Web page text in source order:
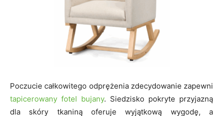
Poczucie całkowitego odprężenia zdecydowanie zapewni
tapicerowany fotel bujany. Siedzisko pokryte przyjazną
dla skóry tkaniną oferuje wyjątkową wygodę, a